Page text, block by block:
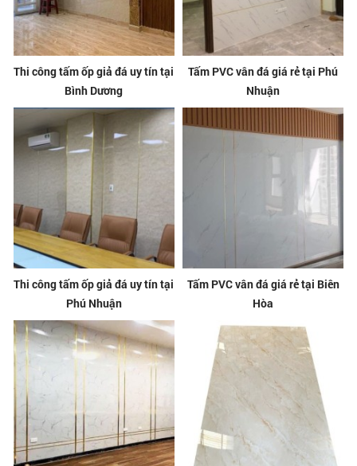
Thi công tấm ốp giả đá uy tín tại
Bình Dương
Tấm PVC vân đá giá rẻ tại Phú
Nhuận
Thi công tấm ốp giả đá uy tín tại
Phú Nhuận
Tấm PVC vân đá giá rẻ tại Biên
Hòa